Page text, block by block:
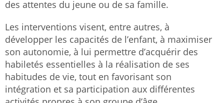
des attentes du jeune ou de sa famille.
Les interventions visent, entre autres, à
développer les capacités de l’enfant, à maximiser
son autonomie, à lui permettre d’acquérir des
habiletés essentielles à la réalisation de ses
habitudes de vie, tout en favorisant son
intégration et sa participation aux différentes